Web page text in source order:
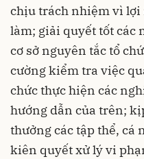
chịu trách nhiệm vì
làm; giải quyết tốt các
cơ sở nguyên tắc tổ
cường kiểm tra việc
chức thực hiện các
hướng dẫn của trên;
thưởng các tập thể, cá
kiên quyết xử lý vi